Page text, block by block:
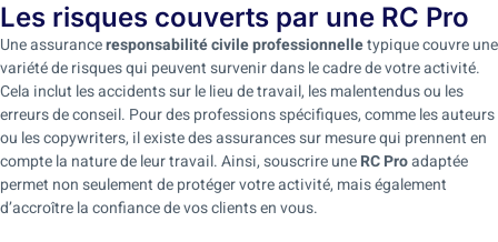
Les risques couverts par une RC Pro
Une assuranceresponsabilité civile professionnelletypique couvre une
variété de risques qui peuvent survenir dans le cadre de votre activité.
Cela inclut les accidents sur le lieu de travail, les malentendus ou les
erreurs de conseil. Pour des professions spécifiques, comme les auteurs
ou les copywriters, il existe des assurances sur mesure qui prennent en
compte la nature de leur travail. Ainsi, souscrire uneRC Proadaptée
permet non seulement de protéger votre activité, mais également
d’accroître la confiance de vos clients en vous.